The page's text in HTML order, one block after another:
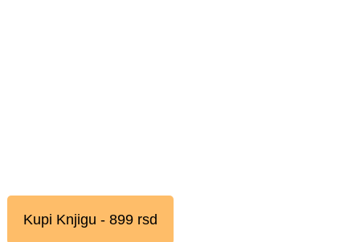
Kupi Knjigu - 899 rsd